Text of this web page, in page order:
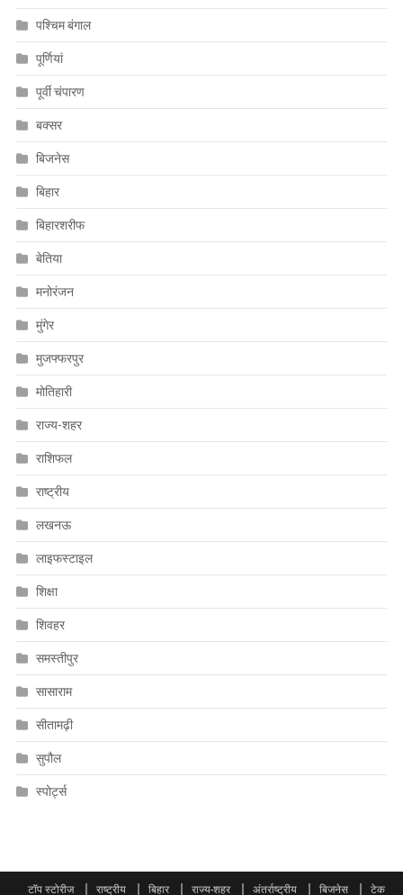
पश्चिम बंगाल
पूर्णियां
पूर्वी चंपारण
बक्सर
बिजनेस
बिहार
बिहारशरीफ
बेतिया
मनोरंजन
मुंगेर
मुजफ्फरपुर
मोतिहारी
राज्य-शहर
राशिफल
राष्ट्रीय
लखनऊ
लाइफस्टाइल
शिक्षा
शिवहर
समस्तीपुर
सासाराम
सीतामढ़ी
सुपौल
स्पोर्ट्स
टॉप स्टोरीज राष्ट्रीय बिहार राज्य-शहर अंतर्राष्ट्रीय बिजनेस टेक